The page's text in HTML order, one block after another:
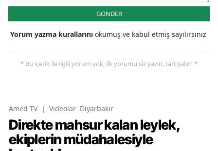
GÖNDER
Yorum yazma kurallarını okumuş ve kabul etmiş sayılırsınız
* Bu içerik ile ilgili yorum yok, ilk yorumu siz yazın, tartışalım *
Amed TV | Videolar Diyarbakır
Direkte mahsur kalan leylek,
ekiplerin müdahalesiyle